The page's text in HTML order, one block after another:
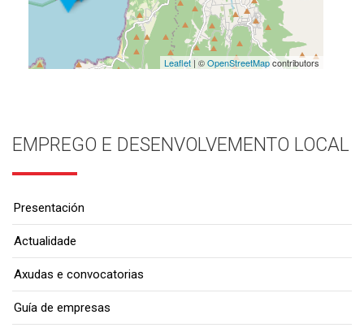
Leaflet| ©OpenStreetMapcontributors
EMPREGO E DESENVOLVEMENTO LOCAL
Presentación
Actualidade
Axudas e convocatorias
Guía de empresas